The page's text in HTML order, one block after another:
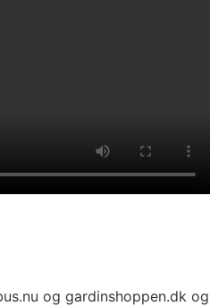
og gardinshoppen.dk og